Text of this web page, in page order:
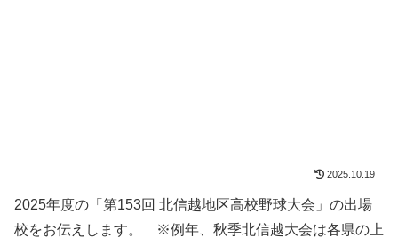
2025.10.19
2025年度の「第153回 北信越地区高校野球大会」の出場
校をお伝えします。 ※例年、秋季北信越大会は各県の上